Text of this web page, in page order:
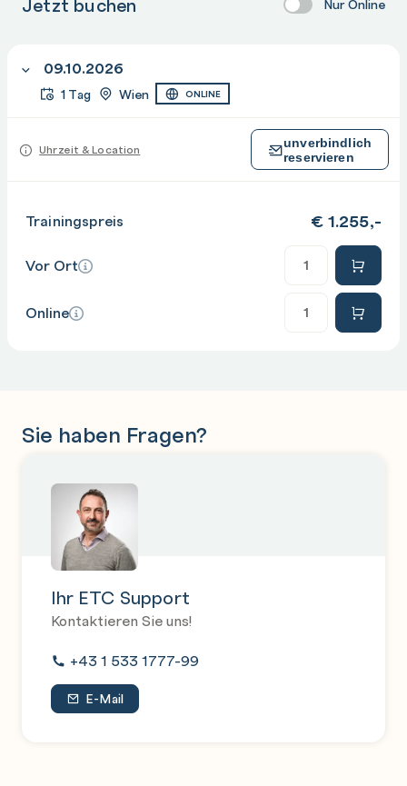
Nur Online
09.10.2026
1 Tag Wien ONLINE
Uhrzeit & Location
unverbindlich
reservieren
Trainingspreis € 1.255,-
Vor Ort
Online
Sie haben Fragen?
Ihr ETC Support
Kontaktieren Sie uns!
+43 1 533 1777-99
E-Mail